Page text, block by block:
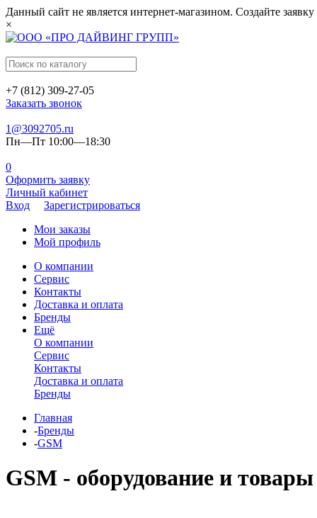
Данный сайт не является интернет-магазином. Создайте
×
+7 (812) 309-27-05
Заказать звонок
1@3092705.ru
Пн—Пт 10:00—18:30
0
Оформить заявку
Личный кабинет
Вход
Зарегистрироваться
Мои заказы
Мой профиль
О компании
Сервис
Контакты
Доставка и оплата
Бренды
Ещё
О компании
Сервис
Контакты
Доставка и оплата
Бренды
Главная
-Бренды
-GSM
GSM - оборудование и